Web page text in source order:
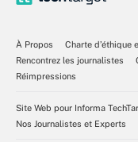
À Propos
Charte d’éthique
Rencontrez les journalistes
Réimpressions
Site Web pour Informa
Nos Journalistes et Experts